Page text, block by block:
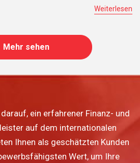
Weiterlesen
Mehr sehen
ein erfahrener Finanz- und
auf dem internationalen
Ihnen als geschätzten Kunden
Wert, um Ihre